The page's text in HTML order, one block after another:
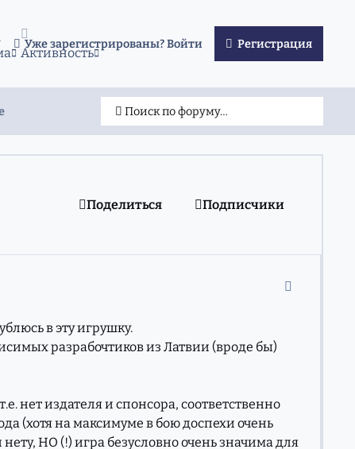
Активность
Уже зарегистрированы? Войти Регистрация
Поиск по форуму…
Поделиться Подписчики
в эту игрушку.
разрабочтиков из Латвии (вроде бы)
нет издателя и спонсора, соответственно
(хотя на максимуме в бою доспехи очень
НО (!) игра безусловно очень значима для